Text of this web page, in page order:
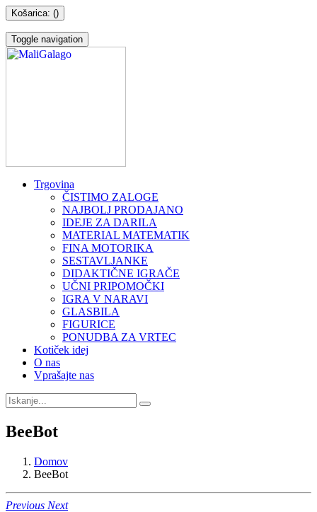
Košarica: ()
Toggle navigation
Trgovina
ČISTIMO ZALOGE
NAJBOLJ PRODAJANO
IDEJE ZA DARILA
MATERIAL MATEMATIK
FINA MOTORIKA
SESTAVLJANKE
DIDAKTIČNE IGRAČE
UČNI PRIPOMOČKI
IGRA V NARAVI
GLASBILA
FIGURICE
PONUDBA ZA VRTEC
Kotiček idej
O nas
Vprašajte nas
BeeBot
Domov
BeeBot
Previous Next